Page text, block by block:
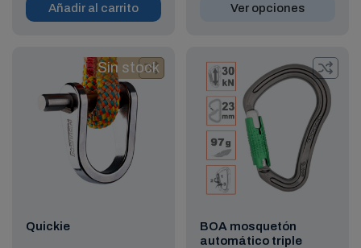
Añadir al carrito Ver opciones
Sin stock
Quickie
BOA mosquetón
automático triple